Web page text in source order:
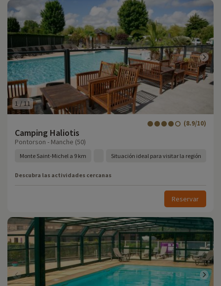
1 /11
Camping Haliotis
(8.9/10)
Pontorson - Manche (50)
Monte Saint-Michel a 9 km Situación ideal para visitar la región
Descubra las actividades cercanas
Reservar